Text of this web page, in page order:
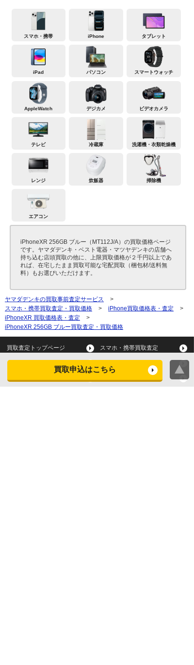
買取申込はこちら
スマホ・携帯 iPhone タブレット
iPad パソコン スマートウォッチ
AppleWatch デジカメ ビデオカメラ
テレビ 冷蔵庫 洗濯機・衣類乾燥機
レンジ 炊飯器 掃除機
エアコン
iPhoneXR 256GB ブルー（MT112J/A）の買取価格ページ
です。ヤマダデンキ・ベスト電器・マツヤデンキの店舗へ
持ち込む店頭買取の他に、上限買取価格が２千円以上であ
れば、在宅したまま買取可能な宅配買取（梱包材/送料無
料）もお選びいただけます。
ヤマダデンキの買取事前査定サービス
>
スマホ・携帯買取査定・買取価格
> iPhone買取価格表・査定
>
iPhoneXR 買取価格表・査定
>
iPhoneXR 256GB ブルー買取査定・買取価格
買取査定トップページ スマホ・携帯買取査定
タブレット買取査定
スマートウォッチ買取査定